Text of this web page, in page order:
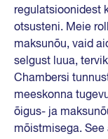
regulatsioonidest
otsusteni. Meie
maksunõu, vaid
selgust luua,
Chambersi
meeskonna
õigus- ja
mõistmisega. See